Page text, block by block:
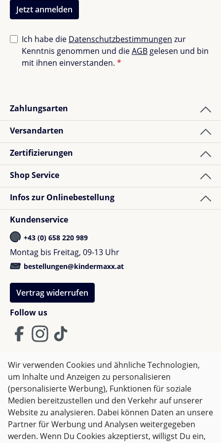
praktisches Must-have, das Farbe in den Schulalltag
Jetzt anmelden
Ich habe die Datenschutzbestimmungen zur
Kenntnis genommen und dieAGB gelesen und bin
mit ihnen einverstanden. *
Zahlungsarten
Versandarten
Zertifizierungen
Follow us
Shop Service
Infos zur Onlinebestellung
Kundenservice
+43 (0) 658 220 989
Montag bis Freitag, 09-13 Uhr
bestellungen@kindermaxx.at
Vertrag widerrufen
AGB Impressum
Datenschutz
Widerrufsrecht
Alle Preise inkl. gesetzl. Mehrwertsteuer zzgl.Versandkosten
Wir verwenden Cookies und ähnliche Technologien,
um Inhalte und Anzeigen zu personalisieren
(personalisierte Werbung), Funktionen für soziale
Medien bereitzustellen und den Verkehr auf unserer
Website zu analysieren. Dabei können Daten an unsere
Partner für Werbung und Analysen weitergegeben
werden. Wenn Du Cookies akzeptierst, willigst Du ein,